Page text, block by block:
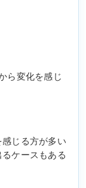
ら変化を感じ
じる方が多い
ケースもある